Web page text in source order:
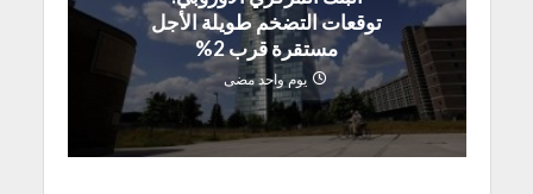
توقعات التضخم طويلة الأجل
مستقرة قرب 2%
يوم واحد مضى